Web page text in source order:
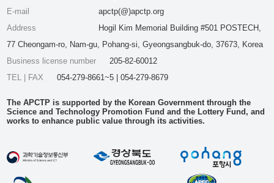
E-mail
apctp(@)apctp.org
Address
Hogil Kim Memorial Building #501 POSTECH,
77 Cheongam-ro, Nam-gu, Pohang-si, Gyeongsangbuk-do, 37673, Korea
Business license number
205-82-60012
TEL | FAX
054-279-8661~5 | 054-279-8679
The APCTP is supported by the Korean Government through the
Science and Technology Promotion Fund and the Lottery Fund, and
works to enhance public value through its activities.